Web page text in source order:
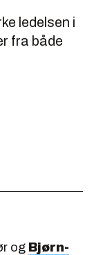
ledelsen i
fra både
og Bjørn-